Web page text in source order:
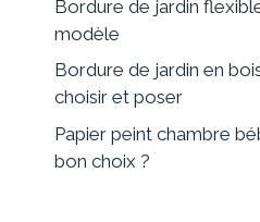
Bordure de jardin
modèle
Bordure de jardin en
choisir et poser
Papier peint chambre
bon choix ?